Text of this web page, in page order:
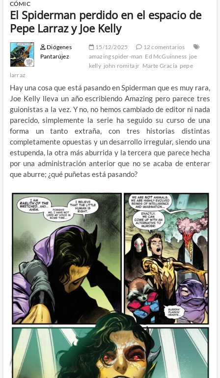
CÓMIC
El Spiderman perdido en el espacio de
Pepe Larraz y Joe Kelly
Diógenes
Pantarújez
15/12/2025
12 comentarios
amazing spider-man Ed McGuinness joe
kelly john romita jr Marte Gracia pepe
larraz
Hay una cosa que está pasando en Spiderman que es muy rara,
Joe Kelly lleva un año escribiendo Amazing pero parece tres
guionistas a la vez. Y no, no hemos cambiado de editor ni nada
parecido, simplemente la serie ha seguido su curso de una
forma un tanto extraña, con tres historias distintas
completamente opuestas y un desarrollo irregular, siendo una
estupenda, la otra más aburrida y la tercera que parece hecha
por una administración anterior que no se acaba de enterar
que aburre; ¿qué puñetas está pasando?